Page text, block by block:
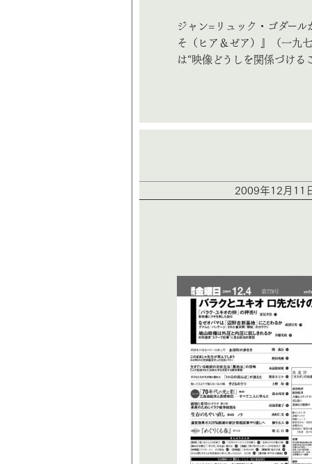
ジャン=リュック・ゴダー
そ（ヒア＆ゼア）』（一九
は“映像どうしを関係づける
2009年12月11